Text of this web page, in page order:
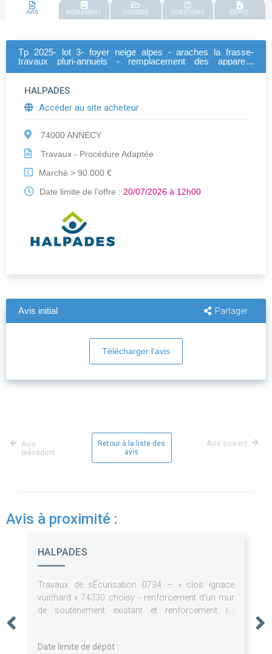
AVIS REGLEMENT DOSSIER QUESTIONS DEPOT
Tp 2025- lot 3- foyer neige alpes - araches la frasse-
travaux pluri-annuels - remplacement des appareils
HALPADES
Accéder au site acheteur
74000 ANNECY
Travaux - Procédure Adaptée
€
Marché > 90 000 €
Date limite de l'offre : 20/07/2026 à 12h00
Avis initial Partager
Télécharger l'avis
Avis
précédent
Retour à la liste des
avis
Avis suivant
Avis à proximité :
HALPADES
Travaux de sÉcurisation 0734 – « clos ignace
vuichard » 74330 choisy - renforcement d'un mur
de soutènement existant et renforcement de
Date limite de dépôt :